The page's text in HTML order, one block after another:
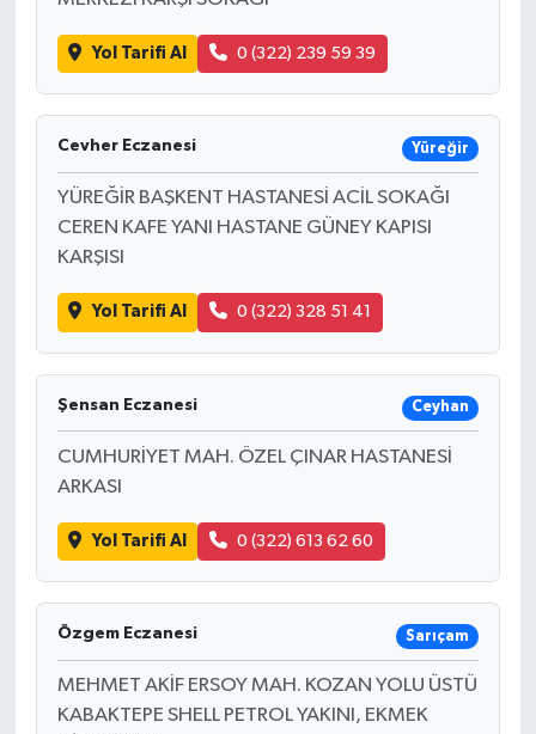
Yol Tarifi Al 0 (322) 239 59 39
Cevher Eczanesi Yüreğir
YÜREĞİR BAŞKENT HASTANESİ ACİL SOKAĞI
CEREN KAFE YANI HASTANE GÜNEY KAPISI
KARŞISI
Yol Tarifi Al 0 (322) 328 51 41
Şensan Eczanesi Ceyhan
CUMHURİYET MAH. ÖZEL ÇINAR HASTANESİ
ARKASI
Yol Tarifi Al 0 (322) 613 62 60
Özgem Eczanesi Sarıçam
MEHMET AKİF ERSOY MAH. KOZAN YOLU ÜSTÜ
KABAKTEPE SHELL PETROL YAKINI, EKMEK